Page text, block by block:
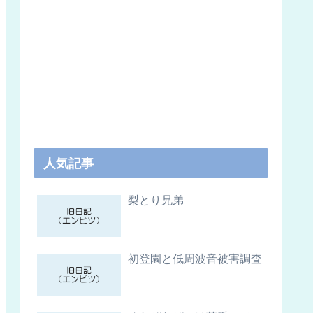
人気記事
梨とり兄弟
初登園と低周波音被害調査